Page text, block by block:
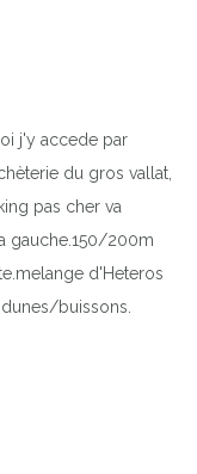
j'y accede par
du gros vallat,
pas cher va
gauche.150/200m
d'Heteros
buissons.